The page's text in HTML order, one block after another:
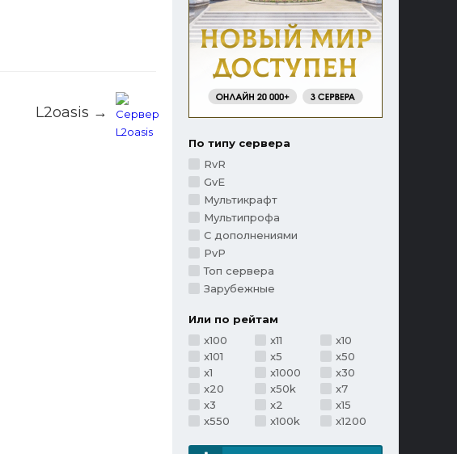
L2oasis →
По типу сервера
RvR
GvE
Мультикрафт
Мультипрофа
С дополнениями
PvP
Топ сервера
Зарубежные
Или по рейтам
x100
x11
x10
x101
x5
x50
x1
x1000
x30
x20
x50k
x7
x3
x2
x15
x550
x100k x1200